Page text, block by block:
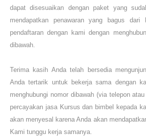
dapat disesuaikan dengan paket yang
mendapatkan penawaran yang bagus dari
pendaftaran dengan kami dengan
dibawah.
Terima kasih Anda telah bersedia
Anda tertarik untuk bekerja sama dengan
menghubungi nomor dibawah (via telepon
percayakan jasa Kursus dan bimbel kepada
akan menyesal karena Anda akan
Kami tunggu kerja samanya.